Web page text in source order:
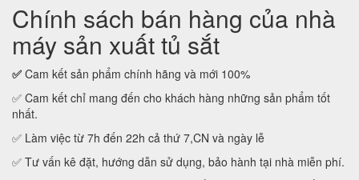
Chính sách bán hàng của nhà
máy sản xuất tủ sắt
✅ Cam kết sản phẩm chính hãng và mới 100%
✅ Cam kết chỉ mang đến cho khách hàng những sản phẩm tốt
nhất.
✅ Làm việc từ 7h đến 22h cả thứ 7,CN và ngày lễ
✅ Tư vấn kê đặt, hướng dẫn sử dụng, bảo hành tại nhà miễn phí.